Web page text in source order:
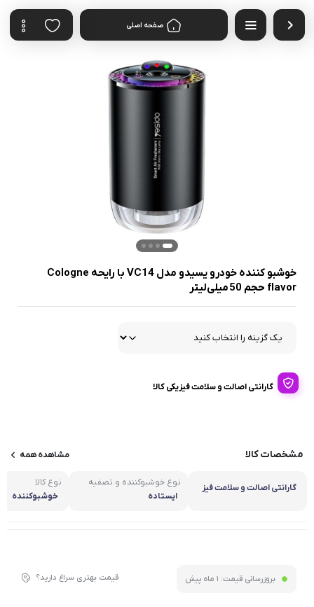
صفحه اصلی
خوشبو کننده خودرو یسیدو مدل VC14 با رایحه Cologne
flavor حجم 50 میلی‌لیتر
گارانتی اصالت و سلامت فیزیکی کالا
مشخصات کالا مشاهده همه
گارانتی اصالت و سلامت فیز
نوع خوشبوکننده و تصفیه
کننده هوای خودرو
ایستاده
نوع کالا
خوشبوکننده
بروزرسانی قیمت: 1 ماه پیش قیمت بهتری سراغ دارید؟